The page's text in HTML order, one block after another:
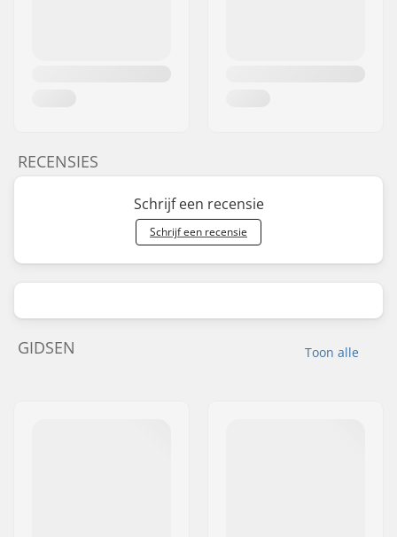
RECENSIES
Schrijf een recensie
Schrijf een recensie
Toon alle
GIDSEN